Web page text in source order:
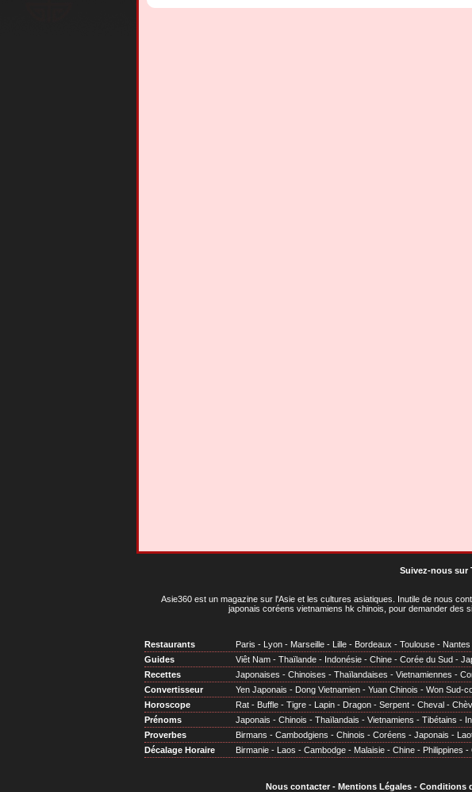
Suivez-nous sur
Asie360 est un magazine sur l'Asie et les cultures asiatiques . Inutile de nous
japonais coréens vietnamiens hk chinois, pour demander des
Restaurants Paris - Lyon - Marseille - Lille - Bordeaux - Toulouse - Nantes
Guides
Viêt Nam - Thaïlande - Indonésie - Chine - Corée du Sud -
Recettes
Japonaises - Chinoises - Thaïlandaises - Vietnamiennes -
Convertisseur
Yen Japonais - Dong Vietnamien - Yuan Chinois - Won Sud-
Horoscope
Rat - Buffle - Tigre - Lapin - Dragon - Serpent - Cheval -
Prénoms
Japonais - Chinois - Thaïlandais - Vietnamiens - Tibétains -
Proverbes
Birmans - Cambodgiens - Chinois - Coréens - Japonais -
Décalage Horaire
Birmanie - Laos - Cambodge - Malaisie - Chine - Philippines -
Nous contacter- Mentions Légales- Conditions